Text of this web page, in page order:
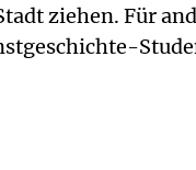
ziehen. Für